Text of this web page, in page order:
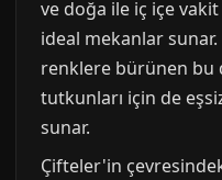
ve doğa ile iç içe
ideal mekanlar
renklere bürünen bu
tutkunları için de
sunar.
Çifteler'in